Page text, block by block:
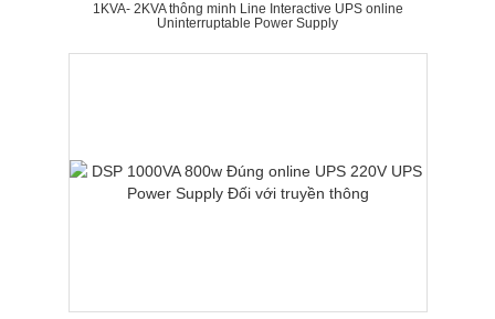
1KVA- 2KVA thông minh Line Interactive UPS online
Uninterruptable Power Supply